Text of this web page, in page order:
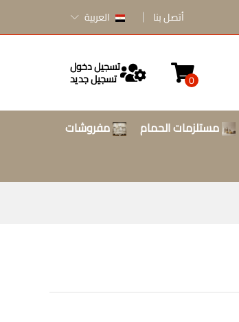
أتصل بنا العربية
0
تسجيل دخول
تسجيل جديد
مستلزمات الحمام
مفروشات